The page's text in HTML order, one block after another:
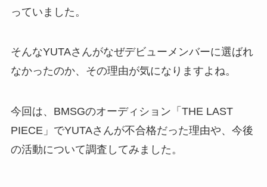
っていました。
そんなYUTAさんがなぜデビューメンバーに選ばれ
なかったのか、その理由が気になりますよね。
今回は、BMSGのオーディション「THE LAST
PIECE」でYUTAさんが不合格だった理由や、今後
の活動について調査してみました。